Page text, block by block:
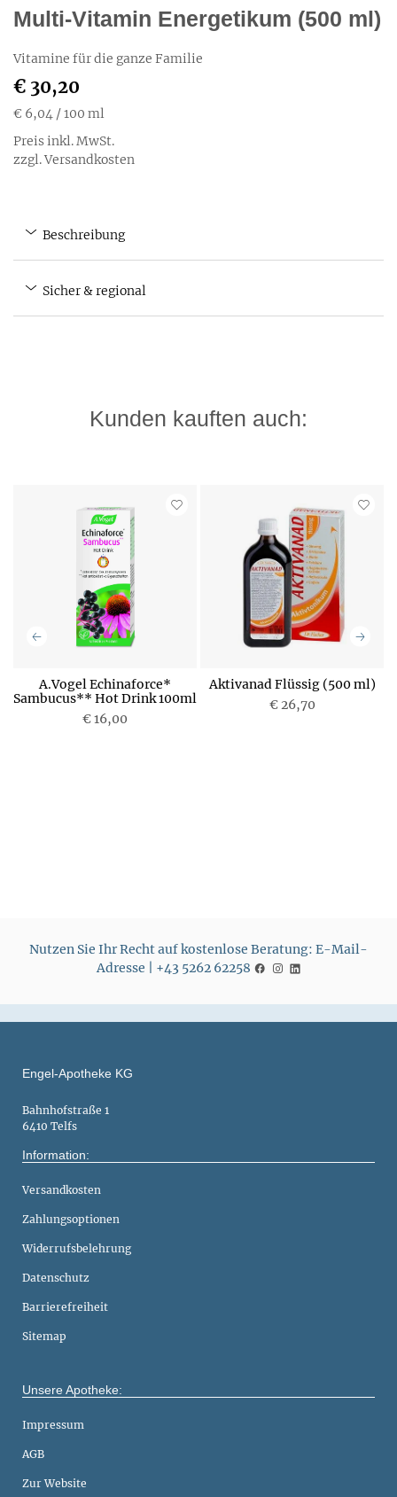
Multi-Vitamin Energetikum (500 ml)
Vitamine für die ganze Familie
€ 30,20
€ 6,04 / 100 ml
Preis inkl. MwSt.
zzgl. Versandkosten
Beschreibung
Sicher & regional
Kunden kauften auch:
A.Vogel Echinaforce*
Sambucus** Hot Drink 100ml
€ 16,00
Aktivanad Flüssig (500 ml)
€ 26,70
Nutzen Sie Ihr Recht auf kostenlose Beratung: E-Mail-
Adresse | +43 5262 62258
Engel-Apotheke KG
Bahnhofstraße 1
6410 Telfs
Information:
Versandkosten
Zahlungsoptionen
Widerrufsbelehrung
Datenschutz
Barrierefreiheit
Sitemap
Unsere Apotheke:
Impressum
AGB
Zur Website